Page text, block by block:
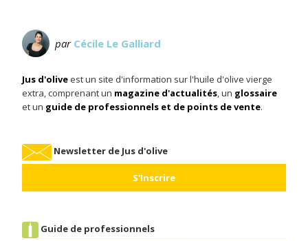
par Cécile Le Galliard
Jus d'oliveest un site d'information sur l'huile d'olive vierge
extra, comprenant un magazine d'actualités, un glossaire
et un guide de professionnels et de points de vente.
Newsletter de Jus d'olive
S'Inscrire
Guide de professionnels